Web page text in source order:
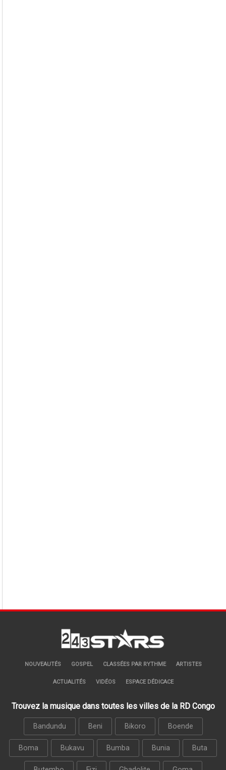
NOUVEAUTÉS GOSPEL CLASSÉES PAR RYTHME ARTISTES
ACTUALITÉS VIDÉOS ESPACE DÉDICACE
Trouvez la musique dans toutes les villes de la RD Congo
Bandundu Beni Bikoro Boende
Boma Bukavu Bumba Bunia Buta